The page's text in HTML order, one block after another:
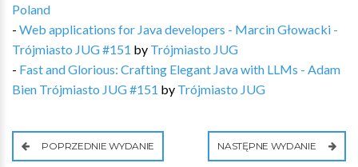
Poland
- Web applications for Java developers - Marcin Głowacki -
Trójmiasto JUG #151 by Trójmiasto JUG
- Fast and Glorious: Crafting Elegant Java with LLMs - Adam
Bien Trójmiasto JUG #151 by Trójmiasto JUG
POPRZEDNIE WYDANIE NASTĘPNE WYDANIE